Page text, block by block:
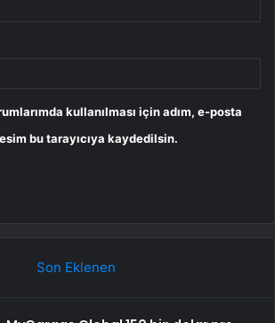
kullanılması için adım, e-posta
bu tarayıcıya kaydedilsin.
Son Eklenen